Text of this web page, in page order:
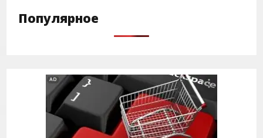
Популярное